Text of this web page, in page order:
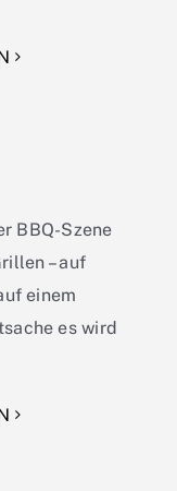
BBQ-Szene
– auf
einem
es wird